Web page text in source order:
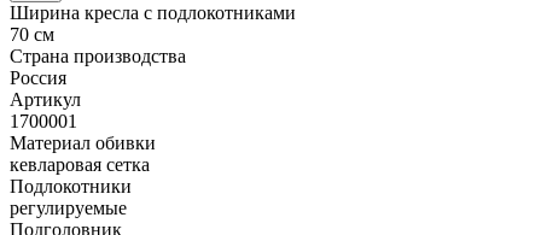
Ширина кресла с подлокотниками
70 см
Страна производства
Россия
Артикул
1700001
Материал обивки
кевларовая сетка
Подлокотники
регулируемые
Подголовник